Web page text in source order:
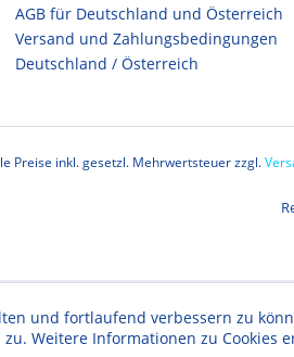
AGB für Deutschland und Österreich
Versand und Zahlungsbedingungen
Deutschland / Österreich
Preise inkl. gesetzl. Mehrwertsteuer zzgl.
und fortlaufend verbessern zu
zu. Weitere Informationen zu